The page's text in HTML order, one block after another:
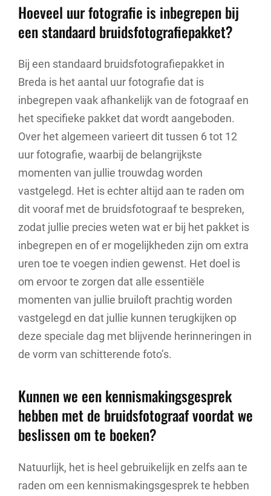
Hoeveel uur fotografie is inbegrepen bij
een standaard bruidsfotografiepakket?
Bij een standaard bruidsfotografiepakket in
Breda is het aantal uur fotografie dat is
inbegrepen vaak afhankelijk van de fotograaf en
het specifieke pakket dat wordt aangeboden.
Over het algemeen varieert dit tussen 6 tot 12
uur fotografie, waarbij de belangrijkste
momenten van jullie trouwdag worden
vastgelegd. Het is echter altijd aan te raden om
dit vooraf met de bruidsfotograaf te bespreken,
zodat jullie precies weten wat er bij het pakket is
inbegrepen en of er mogelijkheden zijn om extra
uren toe te voegen indien gewenst. Het doel is
om ervoor te zorgen dat alle essentiële
momenten van jullie bruiloft prachtig worden
vastgelegd en dat jullie kunnen terugkijken op
deze speciale dag met blijvende herinneringen in
de vorm van schitterende foto’s.
Kunnen we een kennismakingsgesprek
hebben met de bruidsfotograaf voordat we
beslissen om te boeken?
Natuurlijk, het is heel gebruikelijk en zelfs aan te
raden om een kennismakingsgesprek te hebben